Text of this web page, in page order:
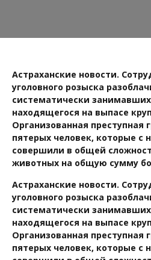
Астраханские новости.
уголовного розыска
систематически
находящегося на выпасе
Организованная преступная
пятерых человек, которые с
совершили в общей
животных на общую сумму
Астраханские новости.
уголовного розыска
систематически
находящегося на выпасе
Организованная преступная
пятерых человек, которые с